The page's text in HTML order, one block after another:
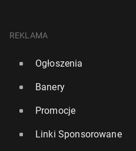
REKLAMA
Ogłoszenia
Banery
Promocje
Linki Sponsorowane